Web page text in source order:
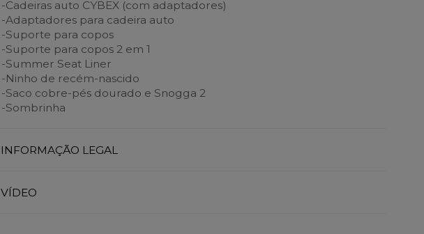
-Cadeiras auto CYBEX (com adaptadores)
-Adaptadores para cadeira auto
-Suporte para ­copos
-Suporte para copos 2 em 1
-Summer Seat Liner
-Ninho de recém-nascido
-Saco cobre-pés dourado e Snogga 2
-Sombrinha
INFORMAÇÃO LEGAL
VÍDEO